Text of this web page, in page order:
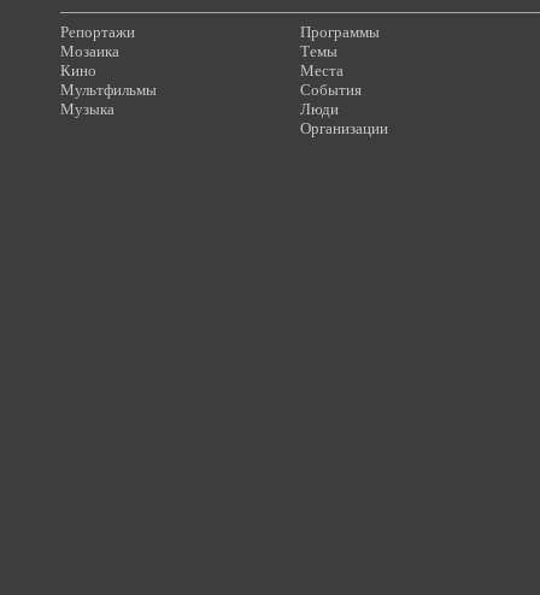
Репортажи
Мозаика
Кино
Мультфильмы
Музыка
Программы
Темы
Места
События
Люди
Организации